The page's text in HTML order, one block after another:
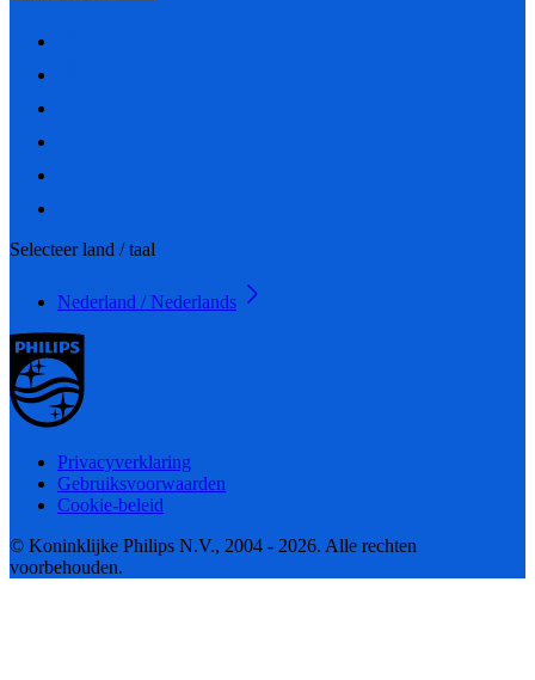
Selecteer land / taal
Nederland / Nederlands
Privacyverklaring
Gebruiksvoorwaarden
Cookie-beleid
© Koninklijke Philips N.V., 2004 - 2026. Alle rechten
voorbehouden.